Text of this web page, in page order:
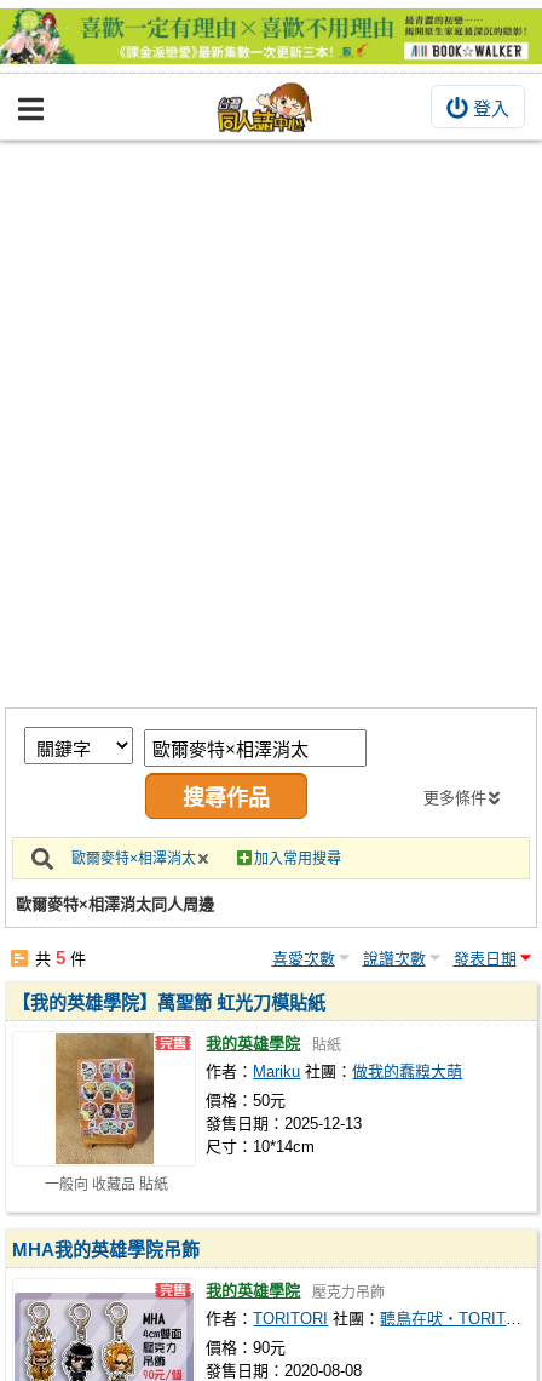
登入
BOOKY書集倉庫
繪圖藝廊
交流中心
攤位轉讓區
會員功能選單
註冊會員
更多條件
歐爾麥特×相澤消太 加入常用搜尋
歐爾麥特×相澤消太同人周邊
共5 件 喜愛次數 說讚次數 發表日期
一般向 收藏品 貼紙
【我的英雄學院】萬聖節 虹光刀模貼紙
我的英雄學院 貼紙
作者： Mariku 社團：做我的蠢糗大萌
價格：50元
發售日期：2025-12-13
尺寸：10*14cm
MHA我的英雄學院吊飾
我的英雄學院 壓克力吊飾
作者：TORITORI 社團：聽鳥在吠‧TORITORI個人
價格：90元
發售日期：2020-08-08